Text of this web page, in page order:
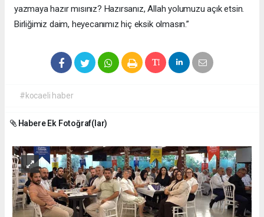
yazmaya hazır mısınız? Hazırsanız, Allah yolumuzu açık etsin.
Birliğimiz daim, heyecanımız hiç eksik olmasın.”
#kocaeli haber
Habere Ek Fotoğraf(lar)